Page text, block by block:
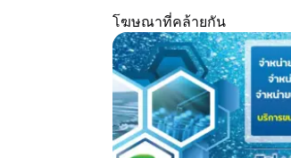
โฆษณาที่คล้ายกัน